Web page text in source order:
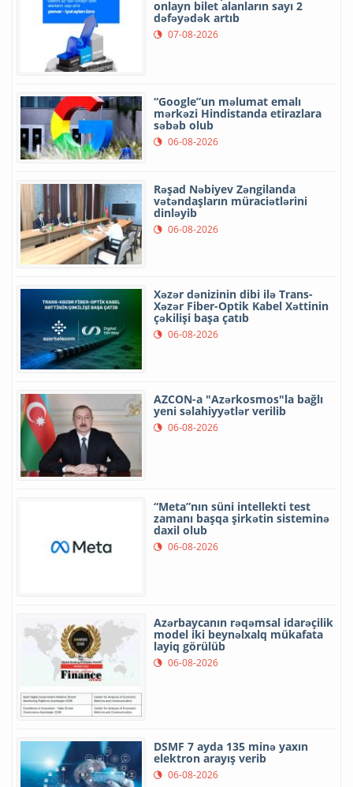
onlayn bilet alanların sayı 2
dəfəyədək artıb
07-08-2026
“Google”un məlumat emalı
mərkəzi Hindistanda etirazlara
səbəb olub
06-08-2026
Rəşad Nəbiyev Zəngilanda
vətəndaşların müraciətlərini
dinləyib
06-08-2026
Xəzər dənizinin dibi ilə Trans-
Xəzər Fiber-Optik Kabel Xəttinin
çəkilişi başa çatıb
06-08-2026
AZCON-a "Azərkosmos"la bağlı
yeni səlahiyyətlər verilib
06-08-2026
“Meta”nın süni intellekti test
zamanı başqa şirkətin sisteminə
daxil olub
06-08-2026
Azərbaycanın rəqəmsal idarəçilik
model iki beynəlxalq mükafata
layiq görülüb
06-08-2026
DSMF 7 ayda 135 minə yaxın
elektron arayış verib
06-08-2026